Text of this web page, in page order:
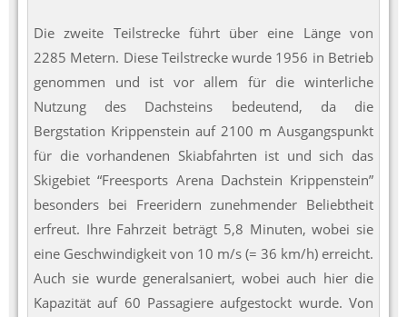
Die zweite Teilstrecke führt über eine Länge von
2285 Metern. Diese Teilstrecke wurde 1956 in Betrieb
genommen und ist vor allem für die winterliche
Nutzung des Dachsteins bedeutend, da die
Bergstation Krippenstein auf 2100 m Ausgangspunkt
für die vorhandenen Skiabfahrten ist und sich das
Skigebiet “Freesports Arena Dachstein Krippenstein”
besonders bei Freeridern zunehmender Beliebtheit
erfreut. Ihre Fahrzeit beträgt 5,8 Minuten, wobei sie
eine Geschwindigkeit von 10 m/s (= 36 km/h) erreicht.
Auch sie wurde generalsaniert, wobei auch hier die
Kapazität auf 60 Passagiere aufgestockt wurde. Von